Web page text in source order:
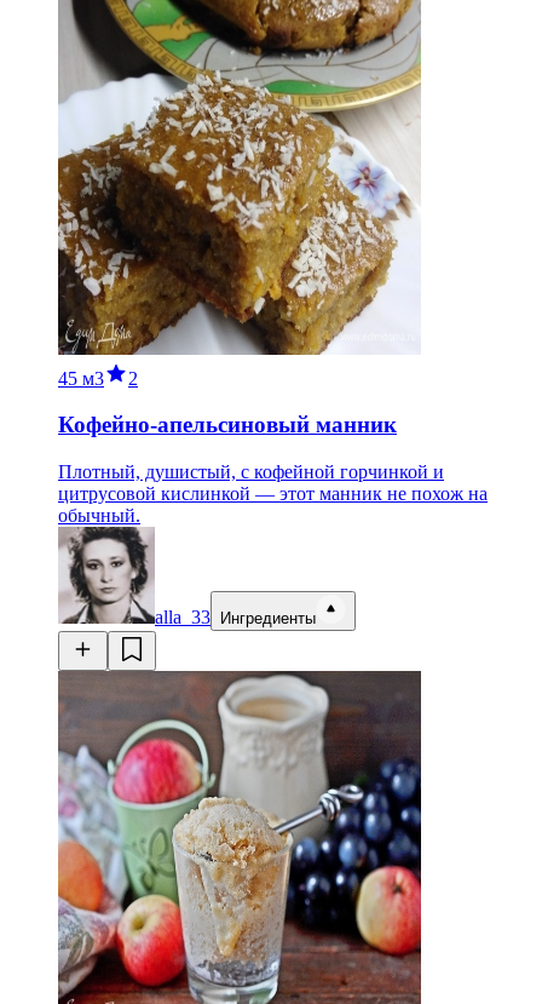
45 м3 2
Кофейно-апельсиновый манник
Плотный, душистый, с кофейной горчинкой и
цитрусовой кислинкой — этот манник не похож на
обычный.
alla_33 Ингредиенты